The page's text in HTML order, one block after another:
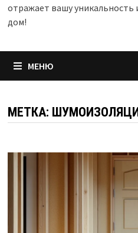
отражает вашу уникальность
дом!
МЕНЮ
МЕТКА: